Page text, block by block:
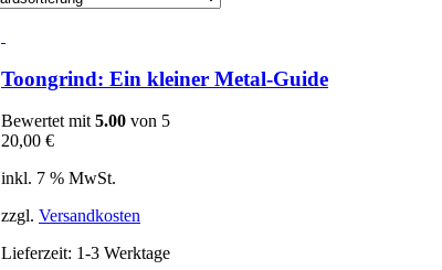
Toongrind: Ein kleiner Metal-Guide
Bewertet mit5.00 von 5
20,00 €
inkl. 7 % MwSt.
zzgl. Versandkosten
Lieferzeit: 1-3 Werktage